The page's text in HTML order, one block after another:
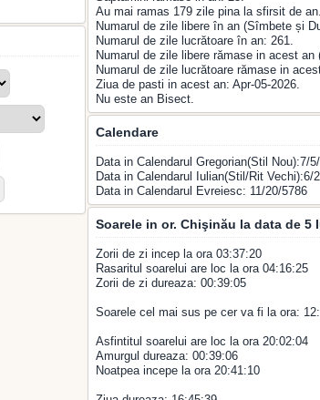
Au mai ramas 179 zile pina la sfirsit de an.
Numarul de zile libere în an (Sîmbete și
Numarul de zile lucrătoare în an: 261.
Numarul de zile libere rămase in acest
Numarul de zile lucrătoare rămase in
Ziua de pasti in acest an: Apr-05-2026.
Nu este an Bisect.
Calendare
Data in Calendarul Gregorian(Stil Nou):7/
Data in Calendarul Iulian(Stil/Rit Vechi):6/
Data in Calendarul Evreiesc: 11/20/5786
Soarele in or. Chişinău la data de 5
Zorii de zi incep la ora 03:37:20
Rasaritul soarelui are loc la ora 04:16:25
Zorii de zi dureaza: 00:39:05
Soarele cel mai sus pe cer va fi la ora:
Asfintitul soarelui are loc la ora 20:02:04
Amurgul dureaza: 00:39:06
Noatpea incepe la ora 20:41:10